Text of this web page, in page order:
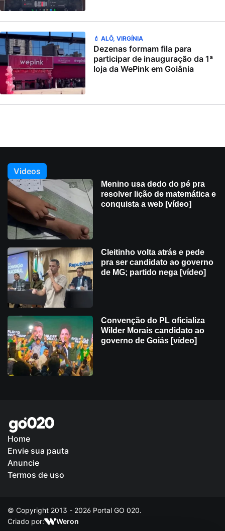
💄 ALÔ, VIRGÍNIA
Dezenas formam fila para
participar de inauguração da 1ª
loja da WePink em Goiânia
Videos
Menino usa dedo do pé pra
resolver lição de matemática e
conquista a web [vídeo]
Cleitinho volta atrás e pede
pra ser candidato ao governo
de MG; partido nega [vídeo]
Convenção do PL oficializa
Wilder Morais candidato ao
governo de Goiás [vídeo]
Home
Envie sua pauta
Anuncie
Termos de uso
© Copyright 2013 - 2026 Portal GO 020.
Criado por:
Weron